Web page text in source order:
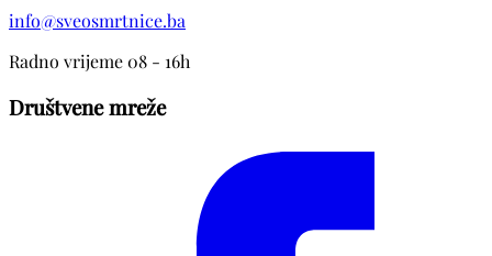
info@sveosmrtnice.ba
Radno vrijeme 08 - 16h
Društvene mreže